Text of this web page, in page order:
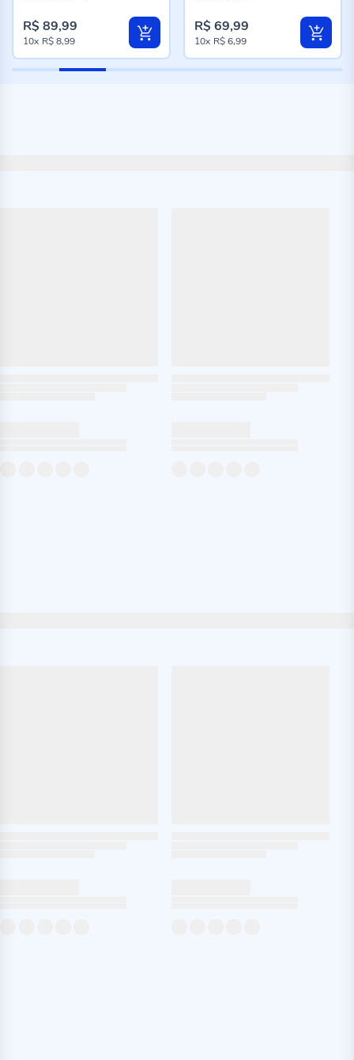
R$ 89,99
10x R$ 8,99
R$ 69,99
10x R$ 6,99